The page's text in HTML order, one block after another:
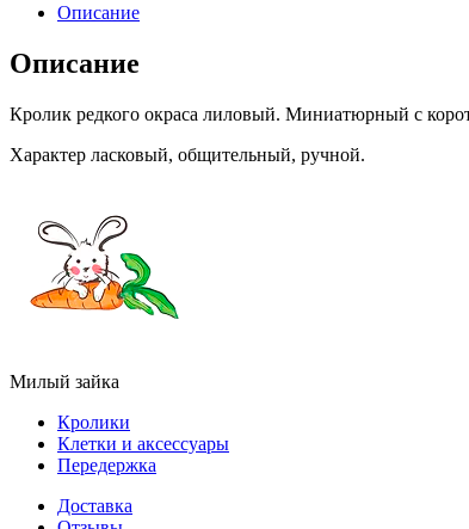
Описание
Описание
Кролик редкого окраса лиловый. Миниатюрный с
Характер ласковый, общительный, ручной.
Милый зайка
Кролики
Клетки и аксессуары
Передержка
Доставка